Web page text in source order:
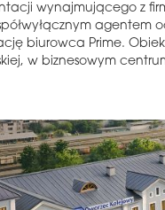
wynajmującego z
agentem
biurowca Prime.
w biznesowym